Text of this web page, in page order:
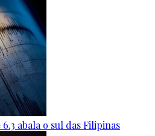
abala o sul das Filipinas